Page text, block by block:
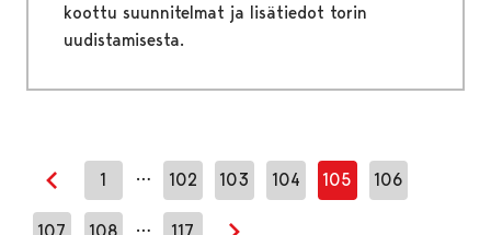
koottu suunnitelmat ja lisätiedot torin
uudistamisesta.
Edellinen sivu
1 … 102 103 104 105 106
…